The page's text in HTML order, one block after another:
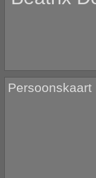
Persoonskaart